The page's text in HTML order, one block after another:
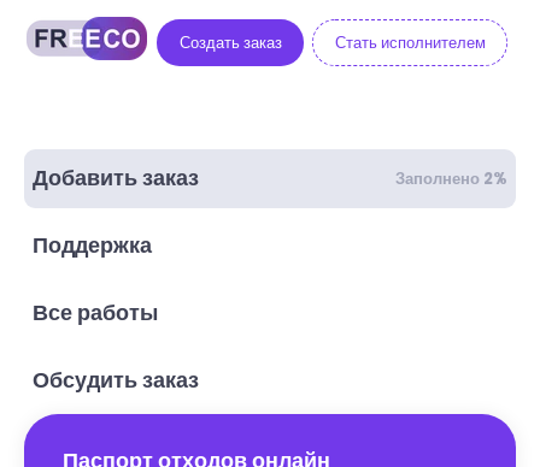
Создать заказ Стать исполнителем
Добавить заказ Заполнено 2%
Поддержка
Все работы
Обсудить заказ
Паспорт отходов онлайн